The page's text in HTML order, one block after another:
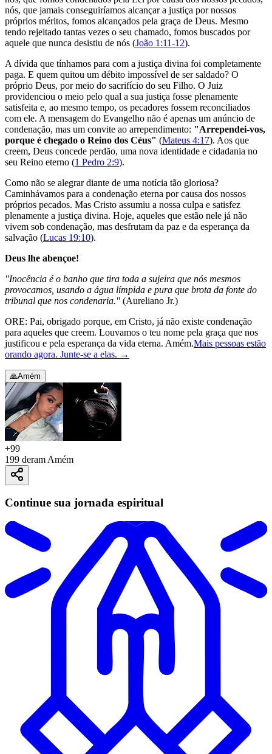
nós, que jamais conseguiríamos alcançar a justiça por nossos
próprios méritos, fomos alcançados pela graça de Deus. Mesmo
tendo rejeitado tantas vezes o seu chamado, fomos buscados por
aquele que nunca desistiu de nós (João 1:11-12).
A dívida que tínhamos para com a justiça divina foi completamente
paga. E quem quitou um débito impossível de ser saldado? O
próprio Deus, por meio do sacrifício do seu Filho. O Juiz
providenciou o meio pelo qual a sua justiça fosse plenamente
satisfeita e, ao mesmo tempo, os pecadores fossem reconciliados
com ele. A mensagem do Evangelho não é apenas um anúncio de
condenação, mas um convite ao arrependimento: "Arrependei-vos,
porque é chegado o Reino dos Céus" (Mateus 4:17). Aos que
creem, Deus concede perdão, uma nova identidade e cidadania no
seu Reino eterno (1 Pedro 2:9).
Como não se alegrar diante de uma notícia tão gloriosa?
Caminhávamos para a condenação eterna por causa dos nossos
próprios pecados. Mas Cristo assumiu a nossa culpa e satisfez
plenamente a justiça divina. Hoje, aqueles que estão nele já não
vivem sob condenação, mas desfrutam da paz e da esperança da
salvação (Lucas 19:10).
Deus lhe abençoe!
"Inocência é o banho que tira toda a sujeira que nós mesmos
provocamos, usando a água límpida e pura que brota da fonte do
tribunal que nos condenaria." (Aureliano Jr.)
ORE: Pai, obrigado porque, em Cristo, já não existe condenação
para aqueles que creem. Louvamos o teu nome pela graça que nos
justificou e pela esperança da vida eterna. Amém.Mais pessoas estão
orando agora. Junte-se a elas. →
🙏Amém
+99
199 deram Amém
Continue sua jornada espiritual